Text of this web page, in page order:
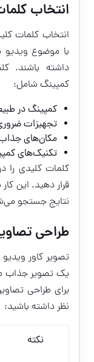
انتخاب
انتخاب کلمات
با موضوع ویدیو
داشته باشند.
کمپینگ شامل:
کمپینگ در
تجهیزات
مکان‌های
تکنیک‌های
کلمات کلیدی را
قرار دهید. این
نتایج جستجو
طراحی
تصویر کاور
یک تصویر جذاب
برای طراحی
نظر داشته باشید:
نکته